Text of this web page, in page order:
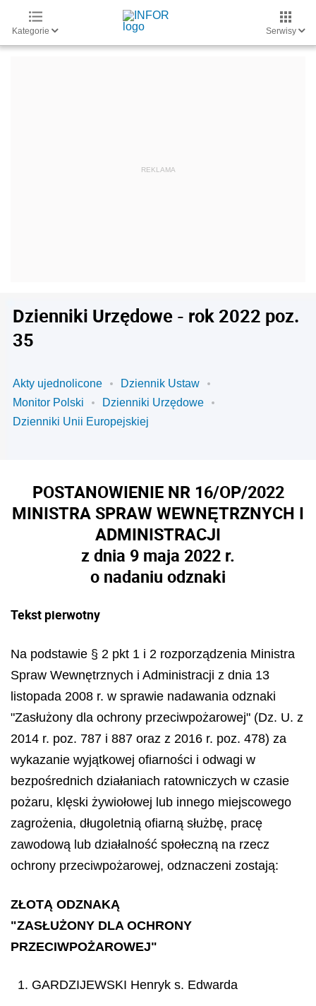
Kategorie Serwisy
Dzienniki Urzędowe - rok 2022 poz.
35
Akty ujednolicone
Dziennik Ustaw
Monitor Polski
Dzienniki Urzędowe
Dzienniki Unii Europejskiej
POSTANOWIENIE NR 16/OP/2022
MINISTRA SPRAW WEWNĘTRZNYCH I
ADMINISTRACJI
z dnia 9 maja 2022 r.
o nadaniu odznaki
Tekst pierwotny
Na podstawie § 2 pkt 1 i 2 rozporządzenia Ministra
Spraw Wewnętrznych i Administracji z dnia 13
listopada 2008 r. w sprawie nadawania odznaki
"Zasłużony dla ochrony przeciwpożarowej" (Dz. U. z
2014 r. poz. 787 i 887 oraz z 2016 r. poz. 478) za
wykazanie wyjątkowej ofiarności i odwagi w
bezpośrednich działaniach ratowniczych w czasie
pożaru, klęski żywiołowej lub innego miejscowego
zagrożenia, długoletnią ofiarną służbę, pracę
zawodową lub działalność społeczną na rzecz
ochrony przeciwpożarowej, odznaczeni zostają:
ZŁOTĄ ODZNAKĄ
"ZASŁUŻONY DLA OCHRONY
PRZECIWPOŻAROWEJ"
1. GARDZIJEWSKI Henryk s. Edwarda